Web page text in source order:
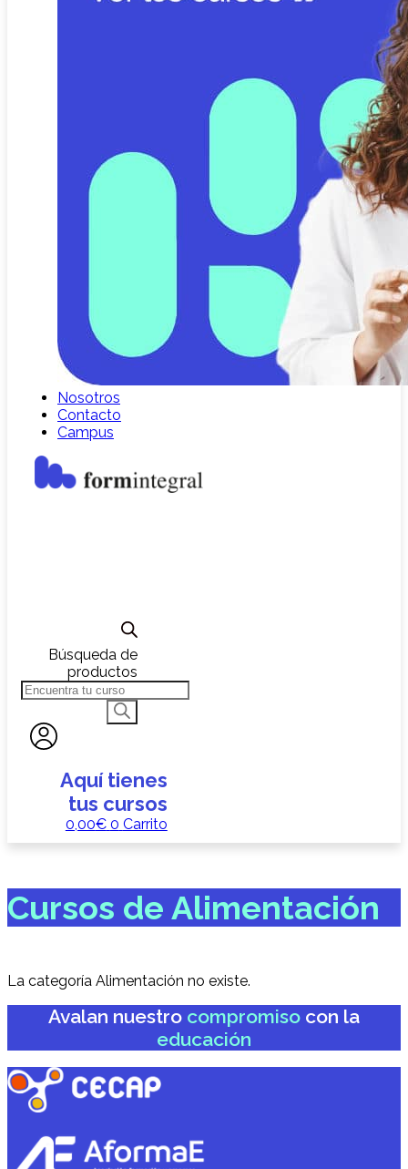
Nosotros
Contacto
Campus
Búsqueda de
productos
0,00€ 0 Carrito
Cursos de Alimentación
La categoría Alimentación no existe.
Avalan nuestro compromiso con la
educación